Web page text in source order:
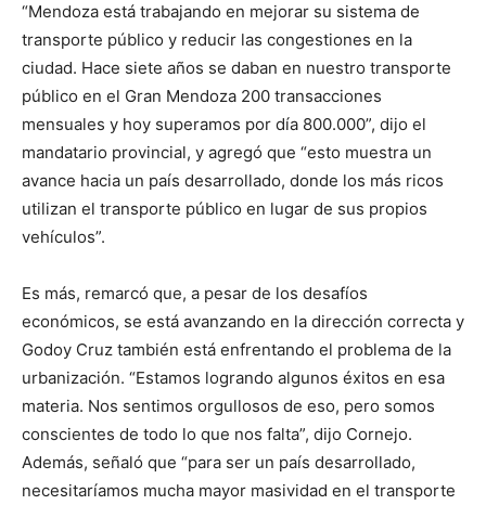
“Mendoza está trabajando en mejorar su sistema de
transporte público y reducir las congestiones en la
ciudad. Hace siete años se daban en nuestro transporte
público en el Gran Mendoza 200 transacciones
mensuales y hoy superamos por día 800.000”, dijo el
mandatario provincial, y agregó que “esto muestra un
avance hacia un país desarrollado, donde los más ricos
utilizan el transporte público en lugar de sus propios
vehículos”.
Es más, remarcó que, a pesar de los desafíos
económicos, se está avanzando en la dirección correcta y
Godoy Cruz también está enfrentando el problema de la
urbanización. “Estamos logrando algunos éxitos en esa
materia. Nos sentimos orgullosos de eso, pero somos
conscientes de todo lo que nos falta”, dijo Cornejo.
Además, señaló que “para ser un país desarrollado,
necesitaríamos mucha mayor masividad en el transporte